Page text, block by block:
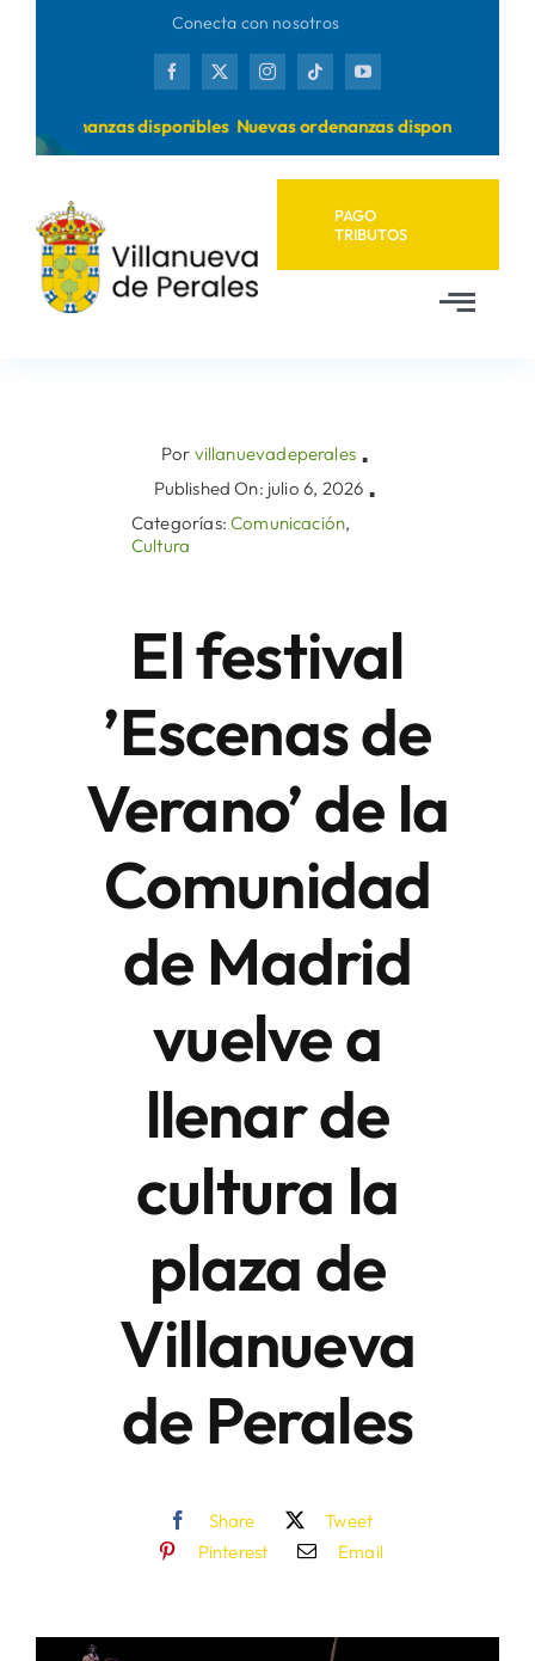
Conecta con nosotros
ordenanzas disponibles Nuevas ordenanzas disponibles
PAGO
TRIBUTOS
Ayuntamiento
Buscar:
Por villanuevadeperales ▪
Published On: julio 6, 2026 ▪
Categorías:Comunicación,
Cultura
El festival
’Escenas de
Verano’ de la
Comunidad
de Madrid
vuelve a
llenar de
cultura la
plaza de
Villanueva
de Perales
Share
Tweet
Pinterest
Email